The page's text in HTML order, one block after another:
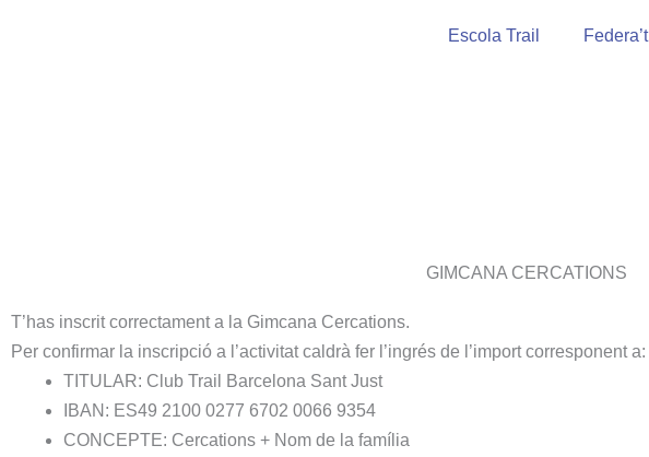
Escola Trail Federa’t
GIMCANA CERCATIONS
T’has inscrit correctament a la Gimcana Cercations.
Per confirmar la inscripció a l’activitat caldrà fer l’ingrés de l’import corresponent a:
TITULAR: Club Trail Barcelona Sant Just
IBAN: ES49 2100 0277 6702 0066 9354
CONCEPTE: Cercations + Nom de la família